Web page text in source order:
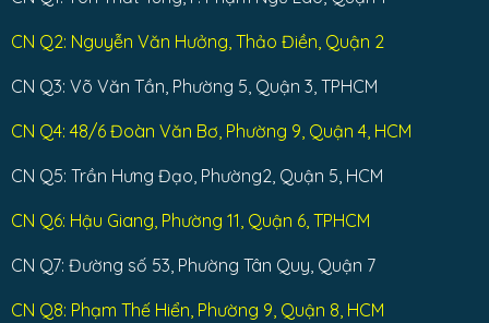
CN Q2: Nguyễn Văn Hưởng, Thảo Điền, Quận 2
CN Q3: Võ Văn Tần, Phường 5, Quận 3, TPHCM
CN Q4: 48/6 Đoàn Văn Bơ, Phường 9, Quận 4, HCM
CN Q5: Trần Hưng Đạo, Phường2, Quận 5, HCM
CN Q6: Hậu Giang, Phường 11, Quận 6, TPHCM
CN Q7: Đường số 53, Phường Tân Quy, Quận 7
CN Q8: Phạm Thế Hiển, Phường 9, Quận 8, HCM